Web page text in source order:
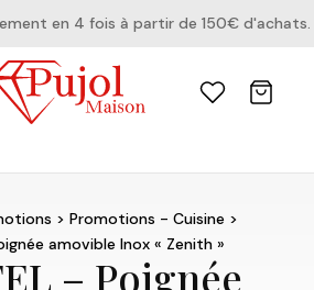
en 4 fois à partir de 150€ d'achats.
> Promotions - Cuisine>
amovible Inox « Zenith »
– Poignée